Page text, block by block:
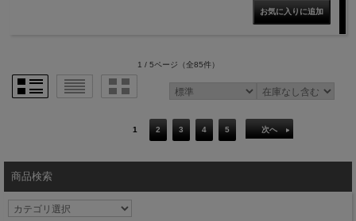
1 / 5ページ （全85件）
1 2 3 4 5 次へ
商品検索